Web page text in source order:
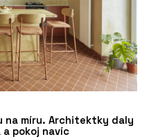
míru. Architektky daly
pokoj navíc